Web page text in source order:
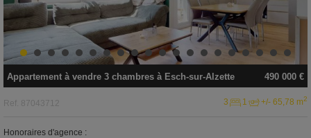
490 000 €
Appartement à vendre 3 chambres à Esch-sur-Alzette
Ref. 87043712 3 1 +/- 65,78 m2
Honoraires d'agence :